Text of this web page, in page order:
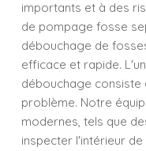
importants et à des
de pompage fosse
débouchage de
efficace et rapide.
débouchage consiste
problème. Notre
modernes, tels que
inspecter l'intérieur